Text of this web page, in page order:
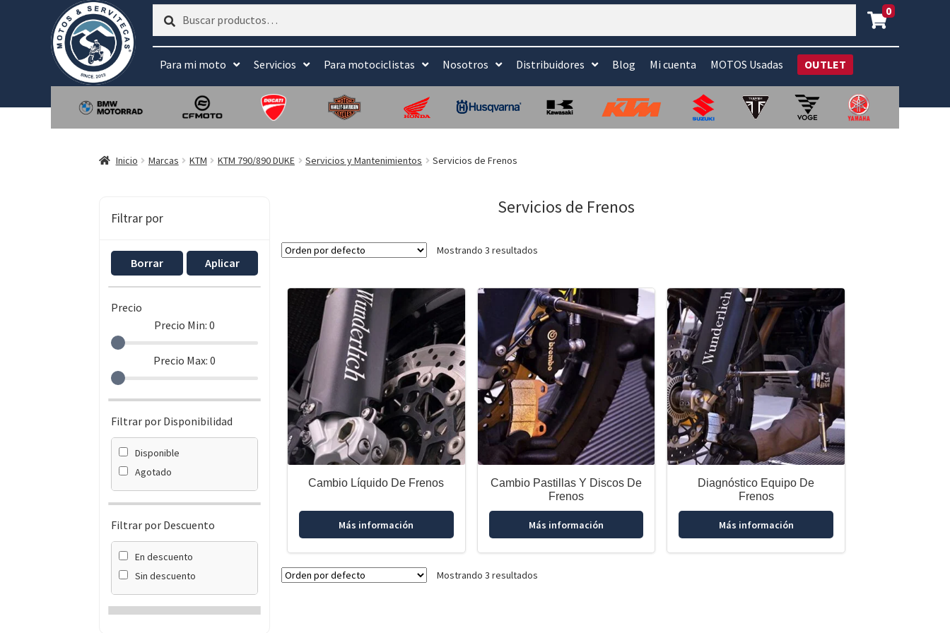
Buscar
Buscar 0
Para mi moto Servicios Para motociclistas Nosotros Distribuidores Blog Mi cuenta MOTOS Usadas OUTLET
Inicio Marcas KTM KTM 790/890 DUKE Servicios y Mantenimientos Servicios de Frenos
Filtrar por
Borrar Aplicar
Precio
Precio Min:0
Precio Max:0
Filtrar por Disponibilidad
Disponible
Agotado
Filtrar por Descuento
En descuento
Sin descuento
Servicios de Frenos
Mostrando 3 resultados
Cambio Líquido De Frenos
Más información
Cambio Pastillas Y Discos De
Frenos
Más información
Diagnóstico Equipo De
Frenos
Más información
Mostrando 3 resultados